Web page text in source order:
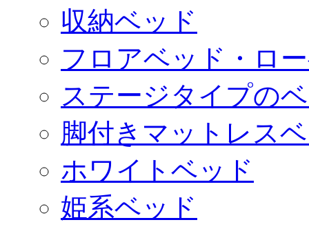
収納ベッド
フロアベッド・ロ
ステージタイプの
脚付きマットレス
ホワイトベッド
姫系ベッド